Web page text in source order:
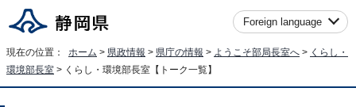
Foreign language
現在の位置： ホーム > 県政情報 > 県庁の情報 > ようこそ部局長室へ > くらし・
環境部長室 > くらし・環境部長室【トーク一覧】